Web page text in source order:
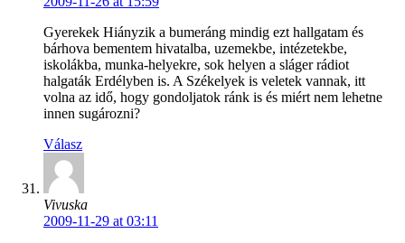
Gyerekek Hiányzik a bumeráng mindig ezt hallgatam és
bárhova bementem hivatalba, uzemekbe, intézetekbe,
iskolákba, munka-helyekre, sok helyen a sláger rádiot
halgaták Erdélyben is. A Székelyek is veletek vannak, itt
volna az idő, hogy gondoljatok ránk is és miért nem lehetne
innen sugározni?
Válasz
Vivuska
2009-11-29 at 03:11